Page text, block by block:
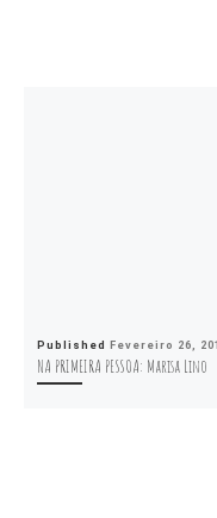
Published Fevereiro 26,
NA PRIMEIRA PESSOA: Marisa Lino